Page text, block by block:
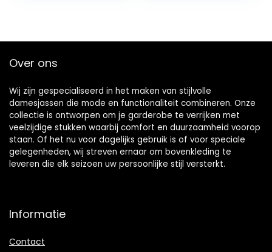
Over ons
Wij zijn gespecialiseerd in het maken van stijlvolle
damesjassen die mode en functionaliteit combineren. Onze
collectie is ontworpen om je garderobe te verrijken met
veelzijdige stukken waarbij comfort en duurzaamheid voorop
staan. Of het nu voor dagelijks gebruik is of voor speciale
gelegenheden, wij streven ernaar om bovenkleding te
leveren die elk seizoen uw persoonlijke stijl versterkt.
Informatie
Contact